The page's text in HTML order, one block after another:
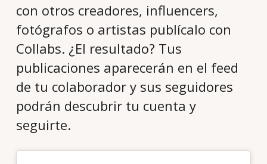
con otros creadores, influencers,
fotógrafos o artistas publícalo con
Collabs. ¿El resultado? Tus
publicaciones aparecerán en el feed
de tu colaborador y sus seguidores
podrán descubrir tu cuenta y
seguirte.